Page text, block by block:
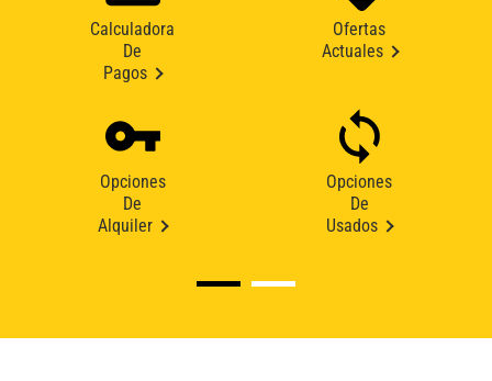
Calculadora
De
Pagos
Ofertas
Actuales
Opciones
De
Alquiler
Opciones
De
Usados